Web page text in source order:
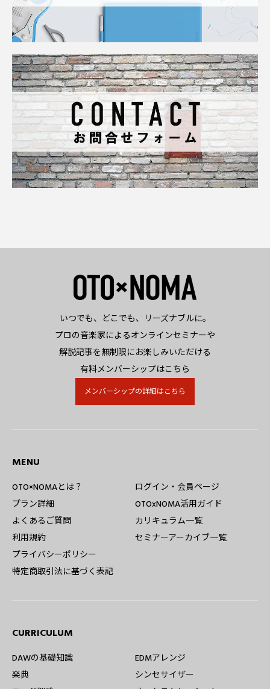
いつでも、どこでも、リーズナブルに。
プロの音楽家によるオンラインセミナーや
解説記事を無制限にお楽しみいただける
有料メンバーシップはこちら
メンバーシップの詳細はこちら
MENU
OTO×NOMAとは？
プラン詳細
よくあるご質問
利用規約
プライバシーポリシー
特定商取引法に基づく表記
ログイン・会員ページ
OTOxNOMA活用ガイド
カリキュラム一覧
セミナーアーカイブ一覧
CURRICULUM
DAWの基礎知識
楽典
EDMアレンジ
シンセサイザー